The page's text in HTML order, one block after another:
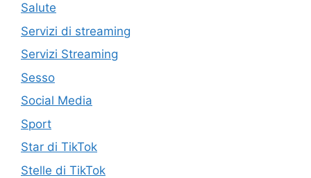
Salute
Servizi di streaming
Servizi Streaming
Sesso
Social Media
Sport
Star di TikTok
Stelle di TikTok